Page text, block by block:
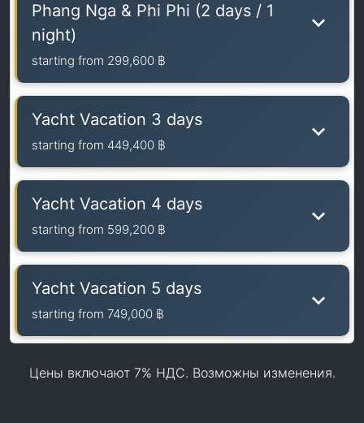
Phang Nga & Phi Phi (2 days / 1
night)
starting from 299,600 ฿
Yacht Vacation 3 days
starting from 449,400 ฿
Yacht Vacation 4 days
starting from 599,200 ฿
Yacht Vacation 5 days
starting from 749,000 ฿
Цены включают 7% НДС. Возможны изменения.